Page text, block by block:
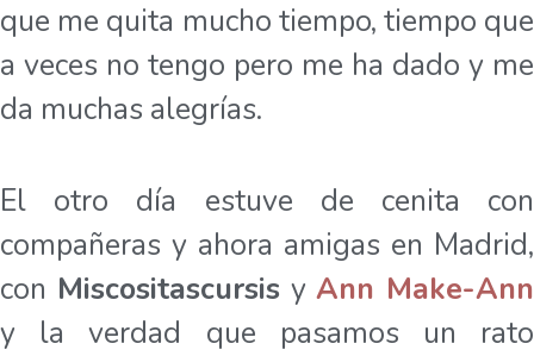
que me quita mucho tiempo, tiempo que
a veces no tengo pero me ha dado y me
da muchas alegrías.
El otro día estuve de cenita con
compañeras y ahora amigas en Madrid,
con Miscositascursis y Ann Make-Ann
y la verdad que pasamos un rato